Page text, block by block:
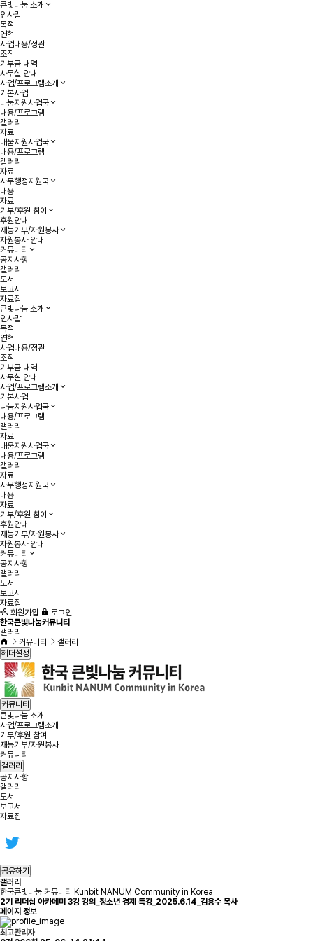
큰빛나눔 소개
인사말
목적
연혁
사업내용/정관
조직
기부금 내역
사무실 안내
사업/프로그램소개
기본사업
나눔지원사업국
내용/프로그램
갤러리
자료
배움지원사업국
내용/프로그램
갤러리
자료
사무행정지원국
내용
자료
기부/후원 참여
후원안내
재능기부/자원봉사
자원봉사 안내
커뮤니티
공지사항
갤러리
도서
보고서
자료집
큰빛나눔 소개
인사말
목적
연혁
사업내용/정관
조직
기부금 내역
사무실 안내
사업/프로그램소개
기본사업
나눔지원사업국
내용/프로그램
갤러리
자료
배움지원사업국
내용/프로그램
갤러리
자료
사무행정지원국
내용
자료
기부/후원 참여
후원안내
재능기부/자원봉사
자원봉사 안내
커뮤니티
공지사항
갤러리
도서
보고서
자료집
회원가입
로그인
한국큰빛나눔커뮤니티
갤러리
커뮤니티
갤러리
헤더설정
커뮤니티
큰빛나눔 소개
사업/프로그램소개
기부/후원 참여
재능기부/자원봉사
커뮤니티
갤러리
공지사항
갤러리
도서
보고서
자료집
공유하기
갤러리
한국큰빛나눔 커뮤니티 Kunbit NANUM Community in Korea
2기 리더십 아카데미 3강 강의_청소년 경제 특강_2025.6.14_김용수 목사
페이지 정보
최고관리자